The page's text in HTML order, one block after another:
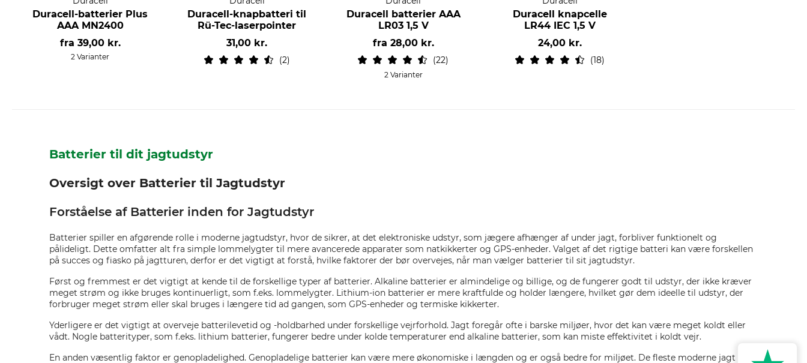
Duracell-batterier Plus
AAA MN2400
fra 39,00 kr.
2 Varianter
Duracell-knapbatteri til
Rü-Tec-laserpointer
31,00 kr.
2
Duracell batterier AAA
LR03 1,5 V
fra 28,00 kr.
22
2 Varianter
Duracell knapcelle
LR44 IEC 1,5 V
24,00 kr.
18
Batterier til dit jagtudstyr
Oversigt over Batterier til Jagtudstyr
Forståelse af Batterier inden for Jagtudstyr
Batterier spiller en afgørende rolle i moderne jagtudstyr, hvor de sikrer, at det elektroniske udstyr, som jægere afhænger af under jagt, forbliver funktionelt og
pålideligt. Dette omfatter alt fra simple lommelygter til mere avancerede apparater som natkikkerter og GPS-enheder. Valget af det rigtige batteri kan være forskellen
på succes og fiasko på jagtturen, derfor er det vigtigt at forstå, hvilke faktorer der bør overvejes, når man vælger batterier til sit jagtudstyr.
Først og fremmest er det vigtigt at kende til de forskellige typer af batterier. Alkaline batterier er almindelige og billige, og de fungerer godt til udstyr, der ikke kræver
meget strøm og ikke bruges kontinuerligt, som f.eks. lommelygter. Lithium-ion batterier er mere kraftfulde og holder længere, hvilket gør dem ideelle til udstyr, der
forbruger meget strøm eller skal bruges i længere tid ad gangen, som GPS-enheder og termiske kikkerter.
Yderligere er det vigtigt at overveje batterilevetid og -holdbarhed under forskellige vejrforhold. Jagt foregår ofte i barske miljøer, hvor det kan være meget koldt eller
vådt. Nogle batterityper, som f.eks. lithium batterier, fungerer bedre under kolde temperaturer end alkaline batterier, som kan miste effektivitet i koldt vejr.
En anden væsentlig faktor er genopladelighed. Genopladelige batterier kan være mere økonomiske i længden og er også bedre for miljøet. De fleste moderne jagt